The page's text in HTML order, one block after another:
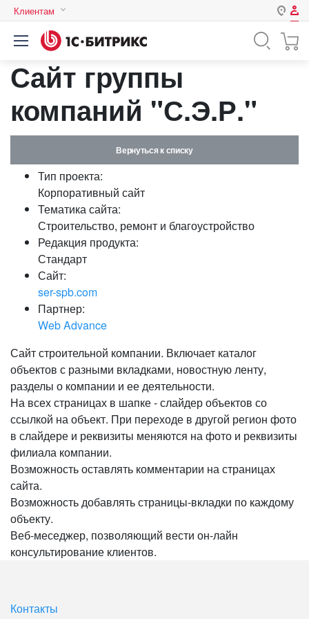
Клиентам
Авторизация
Логин
Пароль
Запомнить меня на этом
Забыли свой пароль?
Сайт группы
компаний "С.Э.Р."
Вернуться к списку
Тип проекта:
Корпоративный сайт
Тематика сайта:
Строительство, ремонт и благоустройство
Редакция продукта:
Стандарт
Сайт:
ser-spb.com
Партнер:
Web Advance
Сайт строительной компании. Включает каталог
объектов с разными вкладками, новостную ленту,
разделы о компании и ее деятельности.
На всех страницах в шапке - слайдер объектов со
ссылкой на объект. При переходе в другой регион фото
в слайдере и реквизиты меняются на фото и реквизиты
филиала компании.
Возможность оставлять комментарии на страницах
сайта.
Возможность добавлять страницы-вкладки по каждому
объекту.
Веб-меседжер, позволяющий вести он-лайн
консультирование клиентов.
Контакты